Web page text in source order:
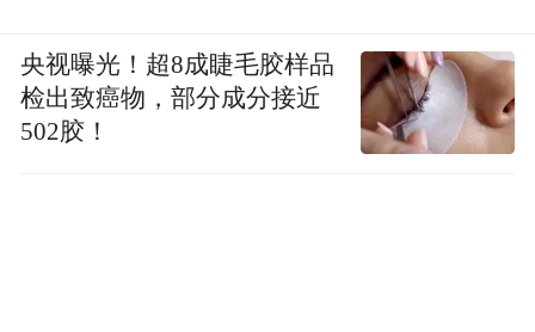
央视曝光！超8成睫毛胶样品
检出致癌物，部分成分接近
502胶！